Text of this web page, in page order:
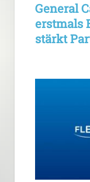
General
erstmals
stärkt